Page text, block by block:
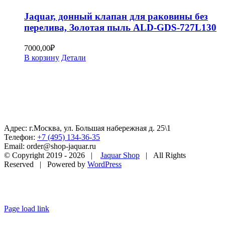
Jaquar, донный клапан для раковины без
перелива, Золотая пыль ALD-GDS-727L130
7000,00₽
В корзину Детали
Адрес: г.Москва, ул. Большая набережная д. 25\1
Телефон: +7 (495) 134-36-35
Email: order@shop-jaquar.ru
© Copyright 2019 - 2026 | Jaquar Shop | All Rights
Reserved | Powered by WordPress
Page load link